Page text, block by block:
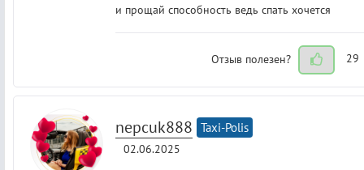
и прощай способность ведь спать хочется
Отзыв полезен? 29
nepcuk888 Taxi-Polis
02.06.2025